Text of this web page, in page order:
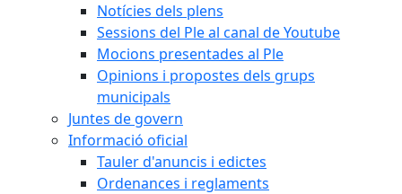
Notícies dels plens
Sessions del Ple al canal de Youtube
Mocions presentades al Ple
Opinions i propostes dels grups
municipals
Juntes de govern
Informació oficial
Tauler d'anuncis i edictes
Ordenances i reglaments